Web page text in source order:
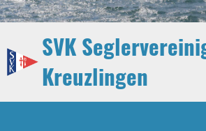
SVK
Kreuzlingen